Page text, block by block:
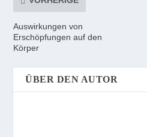
Auswirkungen von
Erschöpfungen auf den
Körper
ÜBER DEN AUTOR